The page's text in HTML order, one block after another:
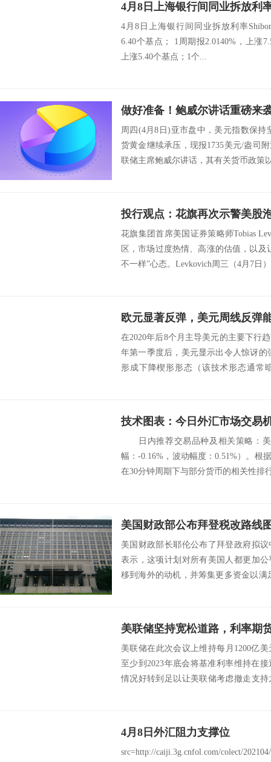
4月8日上海银行间同业拆放利
4月8日上海银行间同业拆放利率
6.40个基点； 1周期报2.0140%，上涨
上涨5.40个基点；1个...
周四(4月8日)亚市盘中，美元指数保持
货黄金继续承压，现报1735美元/盎司
联储主席鲍威尔讲话，其有关货币政策
花旗集团首席美国证券策略师Tobias
区，市场过度热情、高涨的估值，以
不一样”心态。Levkovich周三（4月7日
欧元显著反弹，美元周线反弹
在2020年后8个月主导美元的主要下行
年第一季度后，美元显示出令人惊讶
形成下降楔形形态（该技术形态通常
技术图表：今日外汇市场交易
日内推荐交易品种及相关策略：美
幅：-0.16%，波动幅度：0.51%）。根
在30分钟周期下与部分货币的
美国财政部长耶伦公布了拜登政府拟
表示，这项计划对所有美国人都更加
移到海外的动机，并筹集更多资金以
美联储坚持宽松道路，利率期
美联储在此次会议上维持每月1200亿
至少到2023年底会将基准利率维持在
情况好转到足以让美联储考虑撤走支
4月8日外汇阻力支撑位
src=http://caiji.3g.cnfol.com/colect/